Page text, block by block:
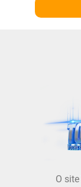
O site